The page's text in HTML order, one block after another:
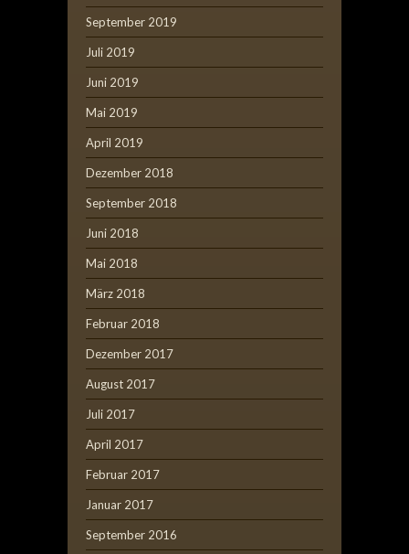
September 2019
Juli 2019
Juni 2019
Mai 2019
April 2019
Dezember 2018
September 2018
Juni 2018
Mai 2018
März 2018
Februar 2018
Dezember 2017
August 2017
Juli 2017
April 2017
Februar 2017
Januar 2017
September 2016